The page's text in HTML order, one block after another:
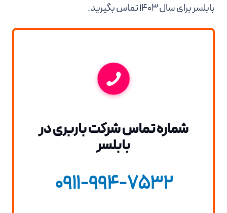
بابلسر برای سال 1403 تماس بگیرید.
شماره تماس شرکت باربری در
بابلسر
0911-994-7532